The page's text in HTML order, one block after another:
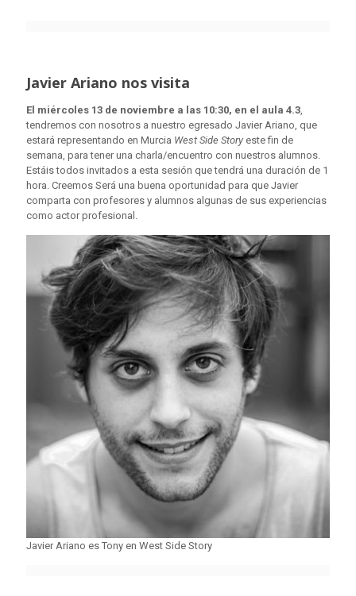
Javier Ariano nos visita
El miércoles 13 de noviembre a las 10:30, en el aula 4.3,
tendremos con nosotros a nuestro egresado Javier Ariano, que
estará representando en Murcia West Side Story este fin de
semana, para tener una charla/encuentro con nuestros alumnos.
Estáis todos invitados a esta sesión que tendrá una duración de 1
hora. Creemos Será una buena oportunidad para que Javier
comparta con profesores y alumnos algunas de sus experiencias
como actor profesional.
Javier Ariano es Tony en West Side Story